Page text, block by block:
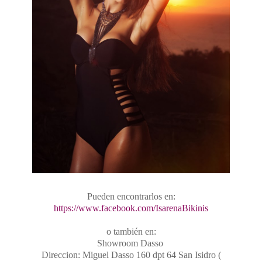
Pueden encontrarlos en:
https://www.facebook.com/IsarenaBikinis
o también en:
Showroom Dasso
Direccion: Miguel Dasso 160 dpt 64 San Isidro (